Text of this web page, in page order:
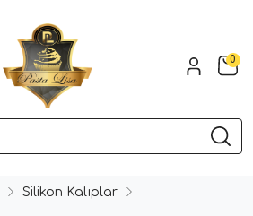
0
Silikon Kalıplar